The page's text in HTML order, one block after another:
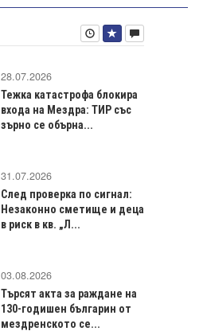
28.07.2026
Тежка катастрофа блокира
входа на Мездра: ТИР със
зърно се обърна...
31.07.2026
След проверка по сигнал:
Незаконно сметище и деца
в риск в кв. „Л...
03.08.2026
Търсят акта за раждане на
130-годишен българин от
мездренското се...